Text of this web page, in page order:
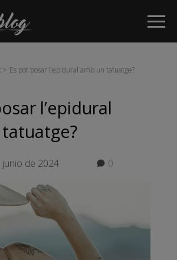
Es pot posar l’epidural amb un tatuatge?
l’epidural
junio de 2024 0